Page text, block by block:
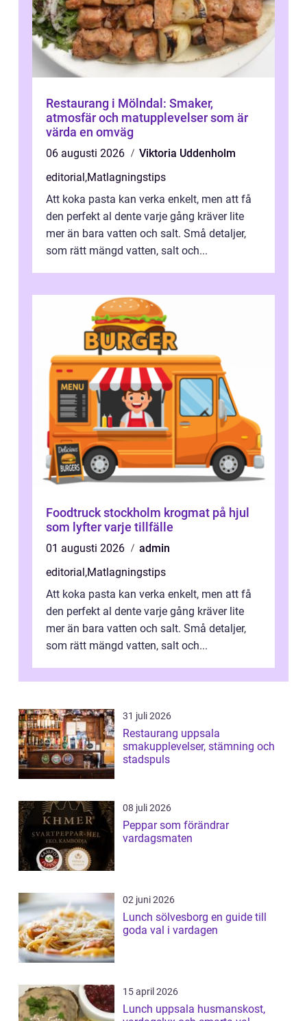
Restaurang i Mölndal: Smaker,
atmosfär och matupplevelser som är
värda en omväg
06 augusti 2026
Viktoria Uddenholm
editorial,Matlagningstips
Att koka pasta kan verka enkelt, men att få
den perfekt al dente varje gång kräver lite
mer än bara vatten och salt. Små detaljer,
som rätt mängd vatten, salt och...
Foodtruck stockholm krogmat på hjul
som lyfter varje tillfälle
01 augusti 2026
admin
editorial,Matlagningstips
Att koka pasta kan verka enkelt, men att få
den perfekt al dente varje gång kräver lite
mer än bara vatten och salt. Små detaljer,
som rätt mängd vatten, salt och...
31 juli 2026
Restaurang uppsala
smakupplevelser, stämning och
stadspuls
08 juli 2026
Peppar som förändrar
vardagsmaten
02 juni 2026
Lunch sölvesborg en guide till
goda val i vardagen
15 april 2026
Lunch uppsala husmanskost,